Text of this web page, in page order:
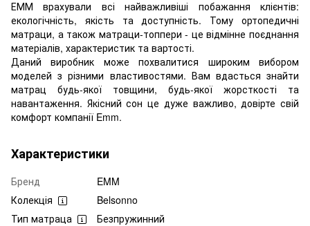
ЕММ врахували всі найважливіші побажання клієнтів:
екологічність, якість та доступність. Тому ортопедичні
матраци, а також матраци-топпери - це відмінне поєднання
матеріалів, характеристик та вартості.
Даний виробник може похвалитися широким вибором
моделей з різними властивостями. Вам вдасться знайти
матрац будь-якої товщини, будь-якої жорсткості та
навантаження. Якісний сон це дуже важливо, довірте свій
комфорт компанії Emm.
Характеристики
Бренд
EMM
Колекція
Belsonno
Тип матраца
Безпружинний